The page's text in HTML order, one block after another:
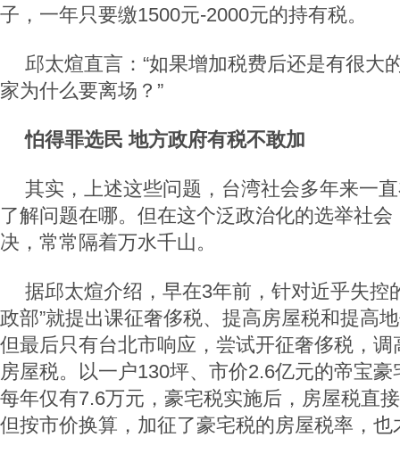
子，一年只要缴1500元-2000元的持有税。
邱太煊直言：“如果增加税费后还是有很大
家为什么要离场？”
怕得罪选民 地方政府有税不敢加
其实，上述这些问题，台湾社会多年来一
了解问题在哪。但在这个泛政治化的选举社
决，常常隔着万水千山。
据邱太煊介绍，早在3年前，针对近乎失控
政部”就提出课征奢侈税、提高房屋税和提高
但最后只有台北市响应，尝试开征奢侈税，
房屋税。以一户130坪、市价2.6亿元的帝宝
每年仅有7.6万元，豪宅税实施后，房屋税直
但按市价换算，加征了豪宅税的房屋税率，